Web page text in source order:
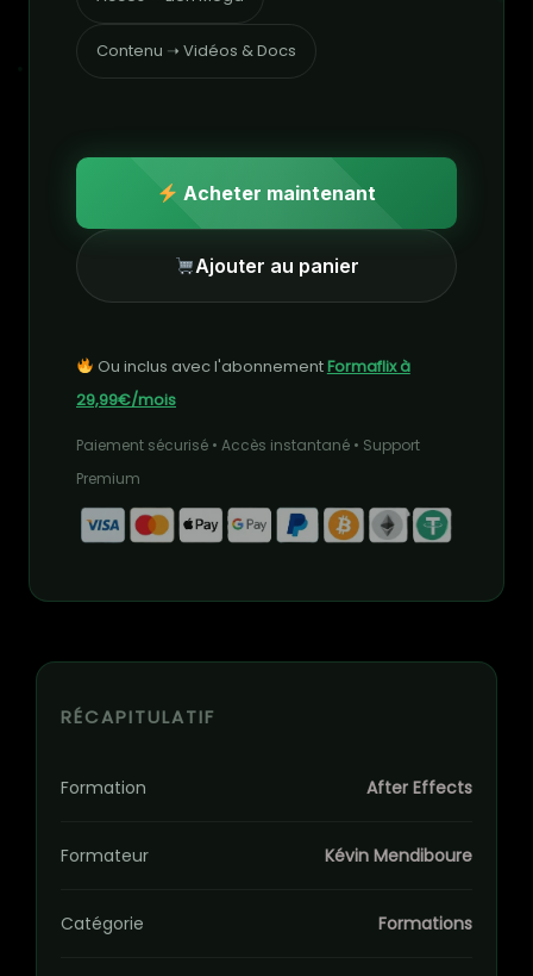
Contenu ➝ Vidéos & Docs
Acheter maintenant
Ajouter au panier
Ou inclus avec l'abonnementFormaflix à
29,99€/mois
Paiement sécurisé • Accès instantané • Support
Premium
RÉCAPITULATIF
Formation After Effects
Formateur Kévin Mendiboure
Catégorie Formations